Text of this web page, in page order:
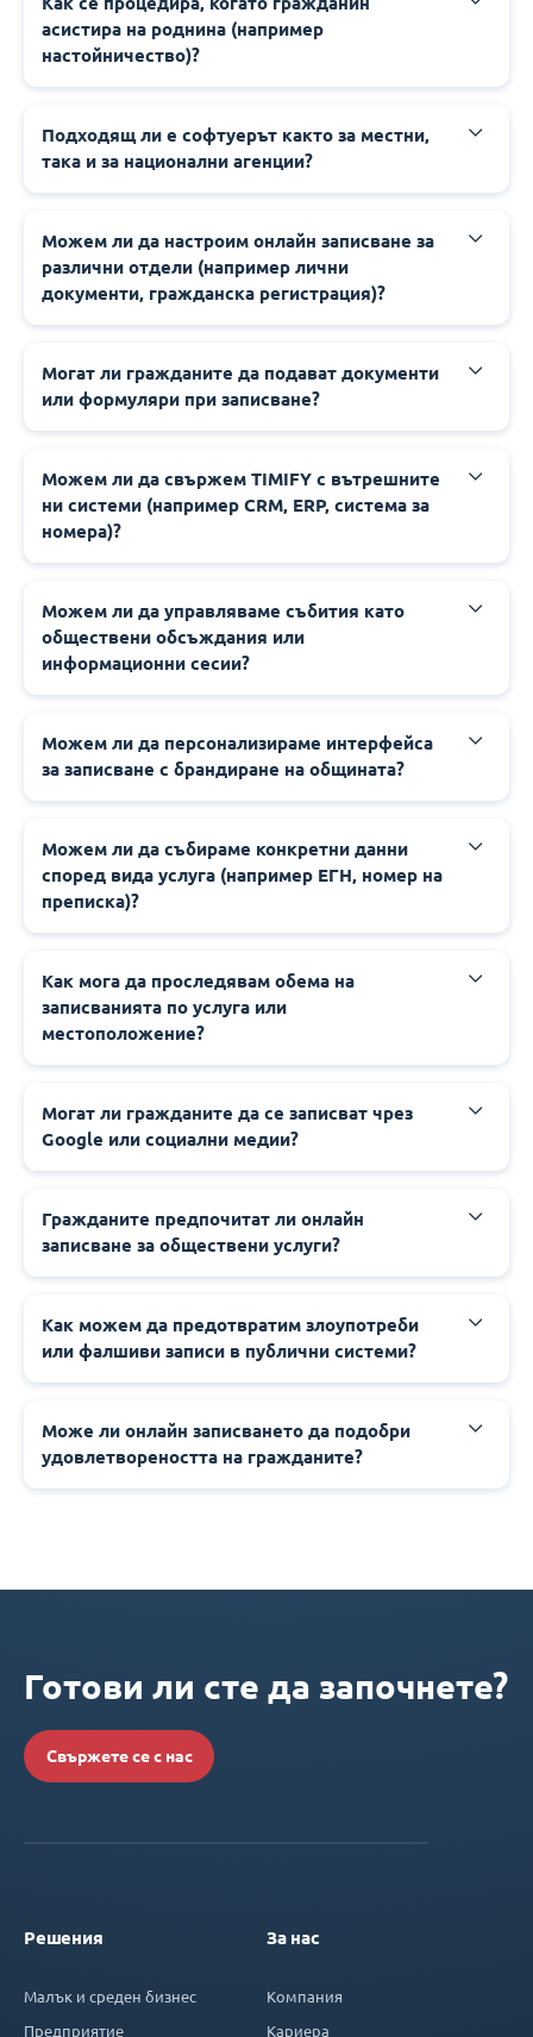
асистира на роднина (например
настойничество)?
‍‍Подходящ ли е софтуерът както за местни,
така и за национални агенции?
‍‍Можем ли да настроим онлайн записване за
различни отдели (например лични
документи, гражданска регистрация)?
‍‍Могат ли гражданите да подават документи
или формуляри при записване?
‍‍Можем ли да свържем TIMIFY с вътрешните
ни системи (например CRM, ERP, система за
номера)?
‍‍Можем ли да управляваме събития като
обществени обсъждания или
информационни сесии?
‍‍Можем ли да персонализираме интерфейса
за записване с брандиране на общината?
‍‍Можем ли да събираме конкретни данни
според вида услуга (например ЕГН, номер на
преписка)?
‍‍Как мога да проследявам обема на
записванията по услуга или
местоположение?
‍‍Могат ли гражданите да се записват чрез
Google или социални медии?
‍‍Гражданите предпочитат ли онлайн
записване за обществени услуги?
‍‍Как можем да предотвратим злоупотреби
или фалшиви записи в публични системи?
‍‍Може ли онлайн записването да подобри
удовлетвореността на гражданите?
Готови ли сте да започнете?
Свържете се с нас
Решения
Малък и среден бизнес
Предприятие
За нас
Компания
Кариера